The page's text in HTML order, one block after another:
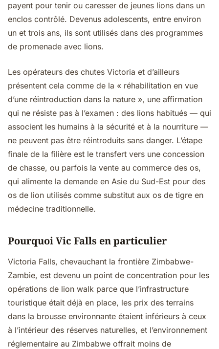
payent pour tenir ou caresser de jeunes lions dans un
enclos contrôlé. Devenus adolescents, entre environ
un et trois ans, ils sont utilisés dans des programmes
de promenade avec lions.
Les opérateurs des chutes Victoria et d’ailleurs
présentent cela comme de la « réhabilitation en vue
d’une réintroduction dans la nature », une affirmation
qui ne résiste pas à l’examen : des lions habitués — qui
associent les humains à la sécurité et à la nourriture —
ne peuvent pas être réintroduits sans danger. L’étape
finale de la filière est le transfert vers une concession
de chasse, ou parfois la vente au commerce des os,
qui alimente la demande en Asie du Sud-Est pour des
os de lion utilisés comme substitut aux os de tigre en
médecine traditionnelle.
Pourquoi Vic Falls en particulier
Victoria Falls, chevauchant la frontière Zimbabwe-
Zambie, est devenu un point de concentration pour les
opérations de lion walk parce que l’infrastructure
touristique était déjà en place, les prix des terrains
dans la brousse environnante étaient inférieurs à ceux
à l’intérieur des réserves naturelles, et l’environnement
réglementaire au Zimbabwe offrait moins de